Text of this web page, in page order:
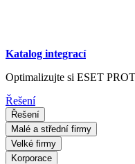
Katalog integrací
Optimalizujte si ESET
Řešení
Řešení
Malé a střední firmy
Velké firmy
Korporace